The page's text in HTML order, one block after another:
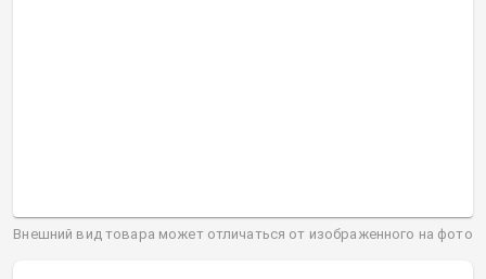
Внешний вид товара может отличаться от изображенного на фото